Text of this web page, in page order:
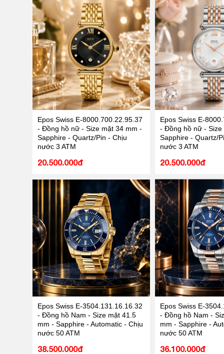
Epos Swiss E-8000.700.22.95.37
- Đồng hồ nữ - Size mặt 34 mm -
Sapphire - Quartz/Pin - Chịu
nước 3 ATM
20.500.000đ
Epos Swiss E-
- Đồng hồ nữ - Size
Sapphire - Quartz/
nước 3 ATM
20.500.000đ
Epos Swiss E-3504.131.16.16.32
- Đồng hồ Nam - Size mặt 41.5
mm - Sapphire - Automatic - Chịu
nước 50 ATM
38.500.000đ
Epos Swiss E-
- Đồng hồ Nam -
mm - Sapphire -
nước 50 ATM
36.100.000đ